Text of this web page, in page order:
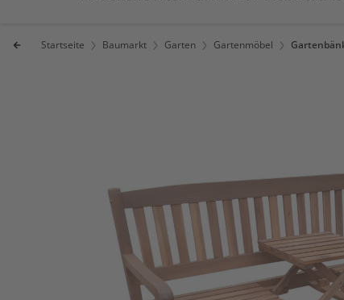
Startseite Baumarkt Garten Gartenmöbel